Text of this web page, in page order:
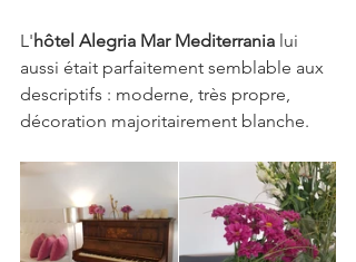
L'hôtel Alegria Mar Mediterrania lui
aussi était parfaitement semblable aux
descriptifs : moderne, très propre,
décoration majoritairement blanche.